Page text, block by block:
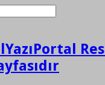
YazıPortal